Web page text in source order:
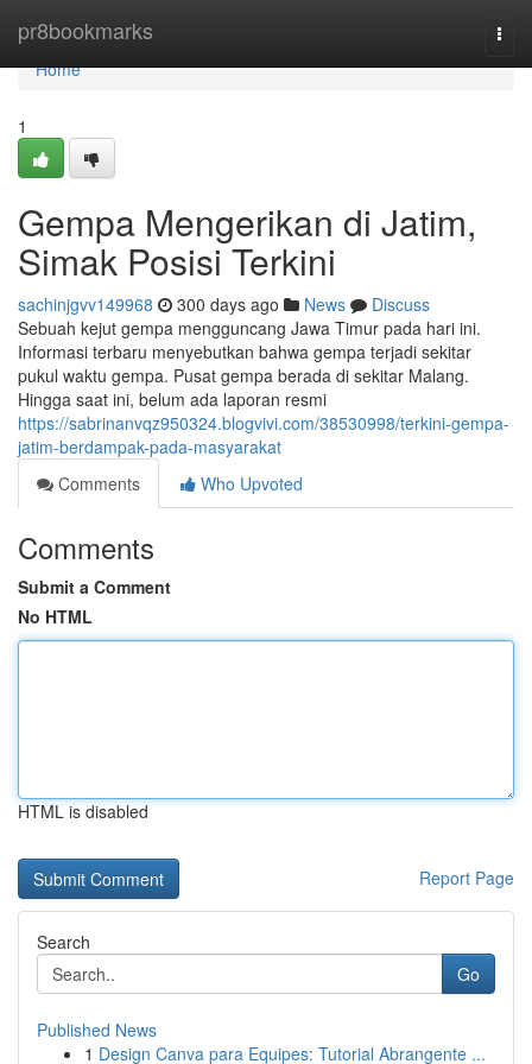
pr8bookmarks
Home
Home
1
Gempa Mengerikan di Jatim,
Simak Posisi Terkini
sachinjgvv149968 300 days ago News
Discuss
Sebuah kejut gempa mengguncang Jawa Timur pada hari ini.
Informasi terbaru menyebutkan bahwa gempa terjadi sekitar
pukul waktu gempa. Pusat gempa berada di sekitar Malang.
Hingga saat ini, belum ada laporan resmi
https://sabrinanvqz950324.blogvivi.com/38530998/terkini-gempa-
jatim-berdampak-pada-masyarakat
Comments
Who Upvoted
Comments
Submit a Comment
No HTML
HTML is disabled
Report Page
Search
Go
Published News
1 Design Canva para Equipes: Tutorial Abrangente ...